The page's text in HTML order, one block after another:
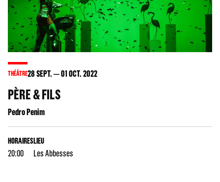
THÉÂTRE28SEPT. 01OCT. 2022
PÈRE & FILS
Pedro Penim
HORAIRES
20:00
LIEU
Les Abbesses